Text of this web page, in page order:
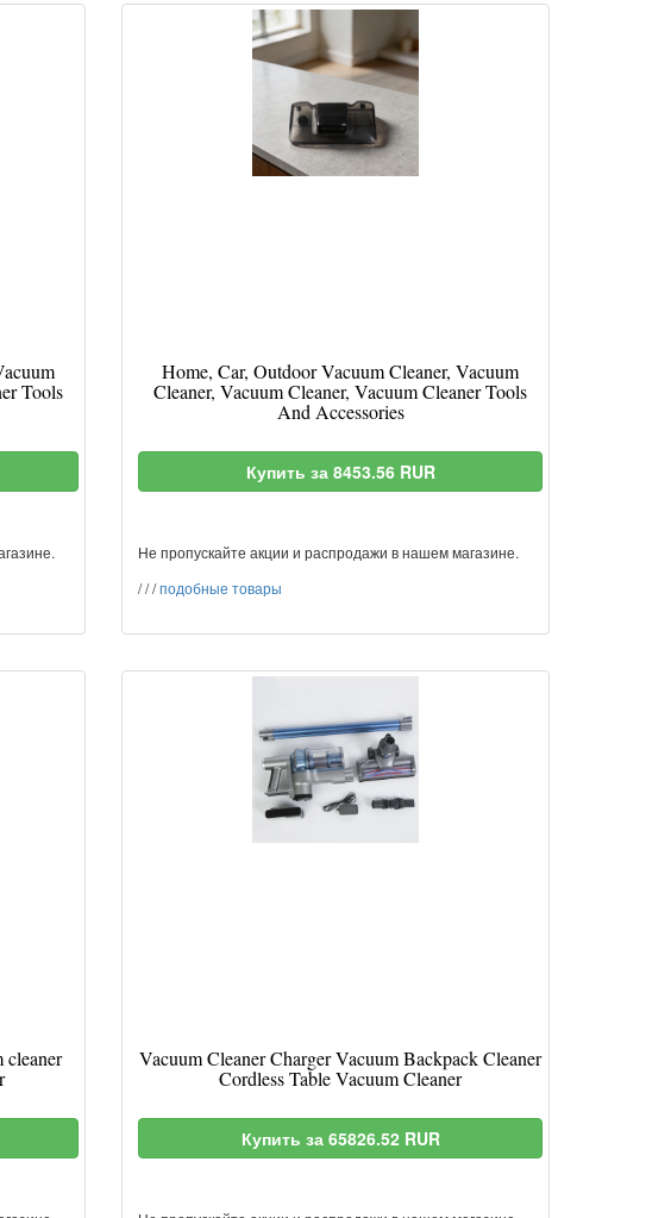
Tools
Home, Car, Outdoor Vacuum Cleaner, Vacuum
Cleaner, Vacuum Cleaner, Vacuum Cleaner Tools
And Accessories
Купить за 8453.56 RUR
Не пропускайте акции и распродажи в нашем магазине.
///подобные товары
cleaner
Vacuum Cleaner Charger Vacuum Backpack Cleaner
Cordless Table Vacuum Cleaner
Купить за 65826.52 RUR